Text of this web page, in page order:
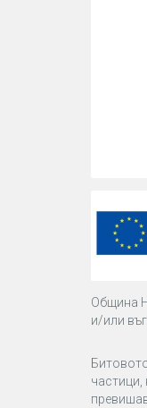
Община
и/или
частици,